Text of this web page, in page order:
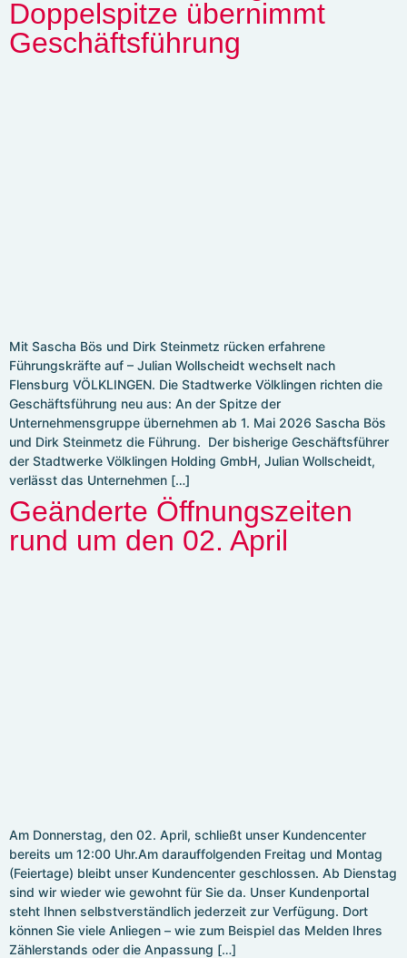
Doppelspitze übernimmt
Geschäftsführung
Mit Sascha Bös und Dirk Steinmetz rücken erfahrene
Führungskräfte auf – Julian Wollscheidt wechselt nach
Flensburg VÖLKLINGEN. Die Stadtwerke Völklingen richten die
Geschäftsführung neu aus: An der Spitze der
Unternehmensgruppe übernehmen ab 1. Mai 2026 Sascha Bös
und Dirk Steinmetz die Führung. Der bisherige Geschäftsführer
der Stadtwerke Völklingen Holding GmbH, Julian Wollscheidt,
verlässt das Unternehmen […]
Geänderte Öffnungszeiten
rund um den 02. April
Am Donnerstag, den 02. April, schließt unser Kundencenter
bereits um 12:00 Uhr.Am darauffolgenden Freitag und Montag
(Feiertage) bleibt unser Kundencenter geschlossen. Ab Dienstag
sind wir wieder wie gewohnt für Sie da. Unser Kundenportal
steht Ihnen selbstverständlich jederzeit zur Verfügung. Dort
können Sie viele Anliegen – wie zum Beispiel das Melden Ihres
Zählerstands oder die Anpassung […]